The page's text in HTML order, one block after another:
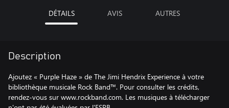
DÉTAILS AVIS AUTRES
Description
Ajoutez « Purple Haze » de The Jimi Hendrix Experience à votre
bibliothèque musicale Rock Band™. Pour consulter les crédits,
rendez-vous sur www.rockband.com. Les musiques à télécharger